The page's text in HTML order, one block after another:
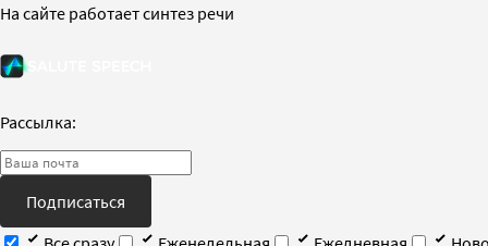
На сайте работает синтез речи
Рассылка:
Подписаться